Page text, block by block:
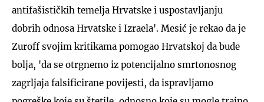
antifašističkih temelja Hrvatske i uspostavljanju
dobrih odnosa Hrvatske i Izraela'. Mesić je rekao da je
Zuroff svojim kritikama pomogao Hrvatskoj da bude
bolja, 'da se otrgnemo iz potencijalno smrtonosnog
zagrljaja falsificirane povijesti, da ispravljamo